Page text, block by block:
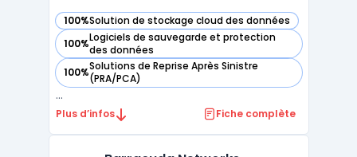
100%Solution de stockage cloud des données
— voir Acronis dans cette catégorie
100%Logiciels de sauvegarde et protection
des données
— voir Acronis dans cette catégorie
100%Solutions de Reprise Après Sinistre
(PRA/PCA)
— voir Acronis dans cette catégorie
...
Plus d’infos Fiche complète